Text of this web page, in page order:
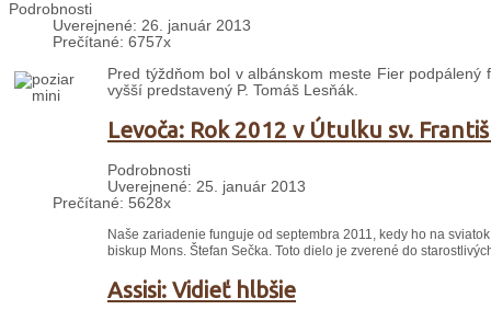
Podrobnosti
Uverejnené: 26. január 2013
Prečítané: 6757x
Pred týždňom bol v albánskom meste Fier
vyšší predstavený P. Tomáš Lesňák.
Levoča: Rok 2012 v Útulku sv.
Podrobnosti
Uverejnené: 25. január 2013
Prečítané: 5628x
Naše zariadenie funguje od septembra 2011, kedy ho na
biskup Mons. Štefan Sečka. Toto dielo je zverené do
Assisi: Vidieť hlbšie